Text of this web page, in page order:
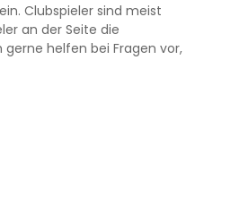
Clubspieler sind meist
an der Seite die
helfen bei Fragen vor,